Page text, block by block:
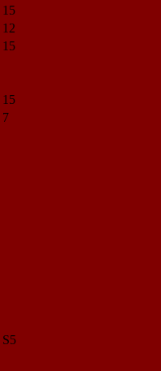
15
12
15
15
7
S5